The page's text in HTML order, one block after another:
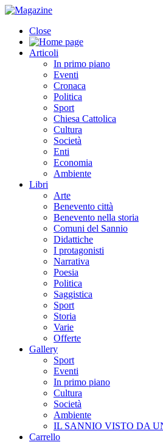
Close
Articoli
In primo piano
Eventi
Cronaca
Politica
Sport
Chiesa Cattolica
Cultura
Società
Enti
Economia
Ambiente
Libri
Arte
Benevento città
Benevento nella storia
Comuni del Sannio
Didattiche
I protagonisti
Narrativa
Poesia
Politica
Saggistica
Sport
Storia
Varie
Offerte
Gallery
Sport
Eventi
In primo piano
Cultura
Società
Ambiente
IL SANNIO VISTO DA
Carrello